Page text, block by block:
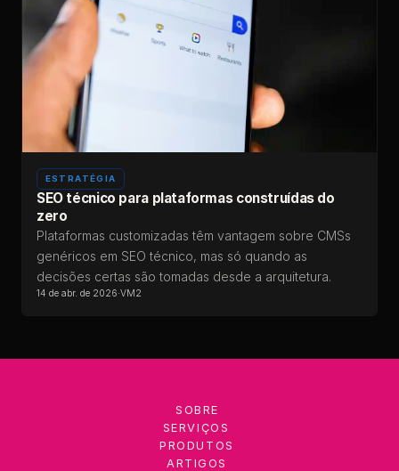
ESTRATÉGIA
SEO técnico para plataformas construídas do
zero
Plataformas customizadas têm vantagem sobre CMSs
genéricos em SEO técnico, mas só quando as
decisões certas são tomadas desde a arquitetura.
14 de abr. de 2026·VM2
SOBRE
SERVIÇOS
PRODUTOS
ARTIGOS